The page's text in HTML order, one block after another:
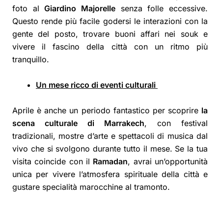
foto alGiardino Majorelle senza folle eccessive.
Questo rende più facile godersi le interazioni con la
gente del posto, trovare buoni affari nei souk e
vivere il fascino della città con un ritmo più
tranquillo.
Un mese ricco di eventi culturali
Aprile è anche un periodo fantastico per scoprire la
scena culturale di Marrakech, con festival
tradizionali, mostre d’arte e spettacoli di musica dal
vivo che si svolgono durante tutto il mese. Se la tua
visita coincide con il Ramadan, avrai un’opportunità
unica per vivere l’atmosfera spirituale della città e
gustare specialità marocchine al tramonto.